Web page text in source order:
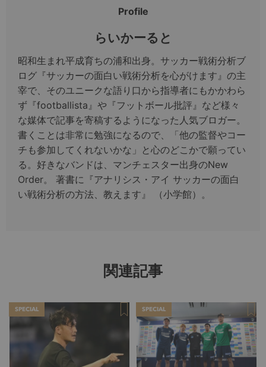
Profile
らいかーると
昭和生まれ平成育ちの浦和出身。サッカー戦術分析ブ
ログ『サッカーの面白い戦術分析を心がけます』の主
宰で、そのユニークな語り口から指導者にもかかわら
ず『footballista』や『フットボール批評』など様々
な媒体で記事を寄稿するようになった人気ブロガー。
書くことは非常に勉強になるので、「他の監督やコー
チも参加してくれないかな」と心のどこかで願ってい
る。好きなバンドは、マンチェスター出身のNew
Order。 著書に『アナリシス・アイ サッカーの面白
い戦術分析の方法、教えます』 （小学館）。
関連記事
SPECIAL SPECIAL